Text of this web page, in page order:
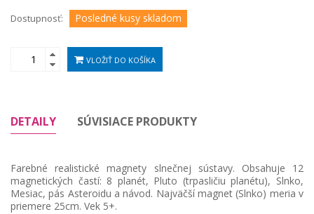
Dostupnosť: Posledné kusy skladom
VLOŽIŤ DO KOŠÍKA
DETAILY SÚVISIACE PRODUKTY
Farebné realistické magnety slnečnej sústavy. Obsahuje 12
magnetických častí: 8 planét, Pluto (trpasličiu planétu), Slnko,
Mesiac, pás Asteroidu a návod. Najväčší magnet (Slnko) meria v
priemere 25cm. Vek 5+.